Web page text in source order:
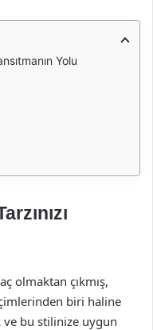
Yolu
olmaktan çıkmış,
biri haline
bu stilinize uygun